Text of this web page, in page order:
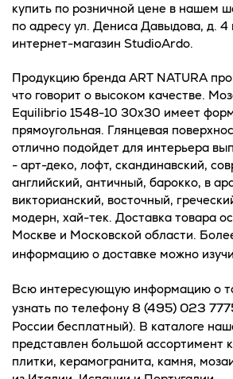
купить по розничной цене в нашем
по адресу ул. Дениса Давыдова, д. 4
интернет-магазин StudioArdo.
Продукцию бренда ART NATURA
что говорит о высоком качестве.
Equilibrio 1548-10 30x30 имеет
прямоугольная. Глянцевая
отлично подойдет для интерьера
- арт-деко, лофт, скандинавский,
английский, античный, барокко, в
викторианский, восточный,
модерн, хай-тек. Доставка товара
Москве и Московской области.
информацию о доставке можно
Всю интересующую информацию о
узнать по телефону 8 (495) 023
России бесплатный). В каталоге
представлен большой ассортимент
плитки, керамогранита, камня,